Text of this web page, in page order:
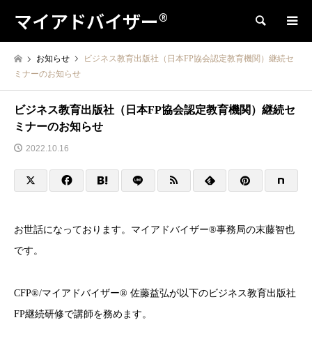
マイアドバイザー® 検索
お知らせ
ビジネス教育出版社（日本FP協会認定教育機関）継続セ
ミナーのお知らせ
ビジネス教育出版社（日本FP協会認定教育機関）継続セ
ミナーのお知らせ
2022.10.16
お世話になっております。マイアドバイザー®事務局の末藤智也
です。
CFP®︎/マイアドバイザー® 佐藤益弘が以下のビジネス教育出版社
FP継続研修で講師を務めます。